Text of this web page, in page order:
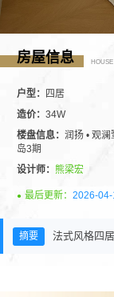
房屋信息
户型： 四居
造价： 34W
楼盘信息： 润扬 • 观澜
岛3期
设计师： 熊梁宏
最后更新： 2026-04-
法式风格四